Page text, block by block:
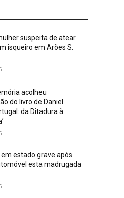
suspeita de atear
isqueiro em Arões S.
acolheu
do livro de Daniel
da Ditadura à
em estado grave após
esta madrugada